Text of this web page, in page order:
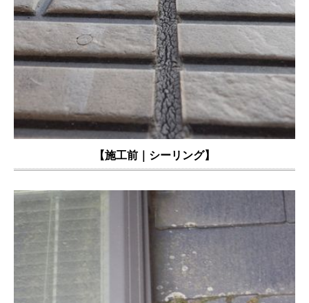
【施工前｜シーリング】